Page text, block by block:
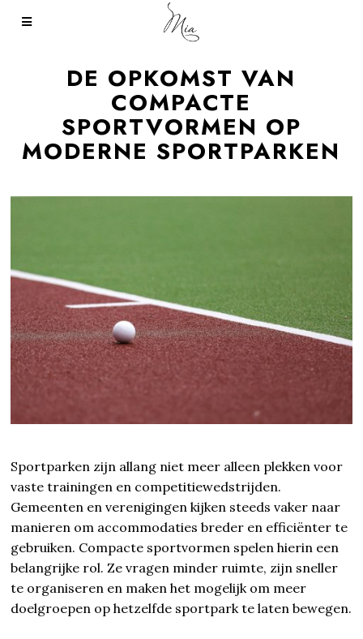
DE OPKOMST VAN
COMPACTE
SPORTVORMEN OP
MODERNE SPORTPARKEN
Sportparken zijn allang niet meer alleen plekken voor
vaste trainingen en competitiewedstrijden.
Gemeenten en verenigingen kijken steeds vaker naar
manieren om accommodaties breder en efficiënter te
gebruiken. Compacte sportvormen spelen hierin een
belangrijke rol. Ze vragen minder ruimte, zijn sneller
te organiseren en maken het mogelijk om meer
doelgroepen op hetzelfde sportpark te laten bewegen.